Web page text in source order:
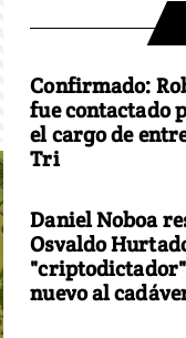
Confirmado:
fue contactado
el cargo de
Tri
Daniel Noboa
Osvaldo
nuevo al